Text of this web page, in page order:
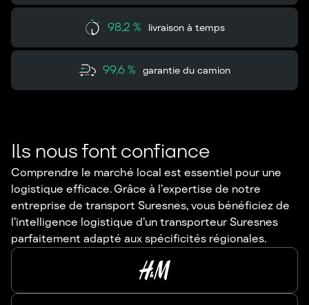
98,2 % livraison à temps
99,6 % garantie du camion
Ils nous font confiance
Comprendre le marché local est essentiel pour une
logistique efficace. Grâce à l’expertise de notre
entreprise de transport Suresnes, vous bénéficiez de
l’intelligence logistique d’un transporteur Suresnes
parfaitement adapté aux spécificités régionales.